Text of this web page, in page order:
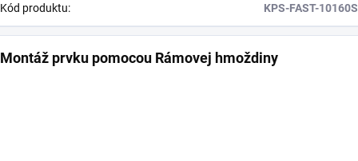
Kód produktu: KPS-FAST-10160S
Montáž prvku pomocou Rámovej hmoždiny